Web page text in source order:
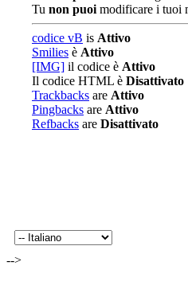
Tu non puoi modificare i tuoi
codice vB is Attivo
Smilies è Attivo
[IMG] il codice è Attivo
Il codice HTML è Disattivato
Trackbacks are Attivo
Pingbacks are Attivo
Refbacks are Disattivato
-->